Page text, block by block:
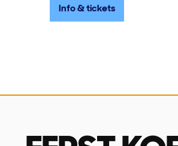
Info & tickets
10u-12u & 14u-16u